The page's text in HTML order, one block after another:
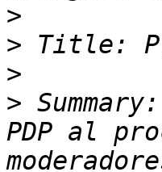
>
>
>
>
PDP al